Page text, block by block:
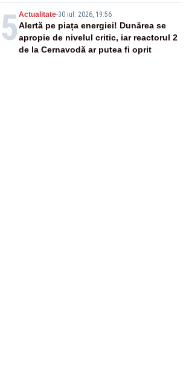
5 Actualitate-30 iul. 2026, 19:56
Alertă pe piața energiei! Dunărea se
apropie de nivelul critic, iar reactorul 2
de la Cernavodă ar putea fi oprit